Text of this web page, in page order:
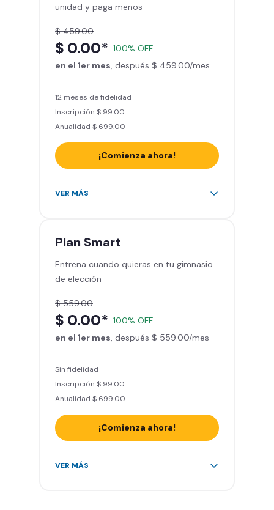
entrenamiento personalizado
Smart Fit GO (entrenamientos en
línea) en la app
Acceso a todas las áreas de peso
unidad y paga menos
$ 459.00
$ 0.00* 100% OFF
en el 1er mes , después $ 459.00/mes
12 meses de fidelidad
Inscripción $ 99.00
Anualidad $ 699.00
¡Comienza ahora!
Acceso ilimitado a + 2.000
Sillones de masaje
Smart Fit App - Tu plan de
entrenamiento personalizado
Smart Fit GO (entrenamientos en
línea) en la app
Acceso a todas las áreas de peso
VER MÁS
Plan Smart
Entrena cuando quieras en tu gimnasio
de elección
$ 559.00
$ 0.00* 100% OFF
en el 1er mes , después $ 559.00/mes
Sin fidelidad
Inscripción $ 99.00
Anualidad $ 699.00
¡Comienza ahora!
Acceso ilimitado a + 2.000
VER MÁS